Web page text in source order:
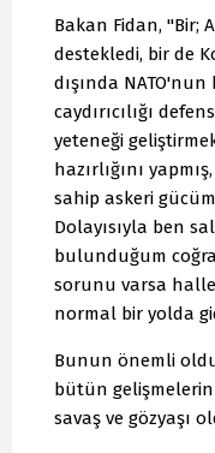
Bakan Fidan, "Bir;
destekledi, bir de
dışında
caydırıcılığı
yeteneği
hazırlığını
sahip askeri
Dolayısıyla ben
bulunduğum
sorunu varsa
normal bir yolda
Bunun önemli
bütün
savaş ve gözyaşı